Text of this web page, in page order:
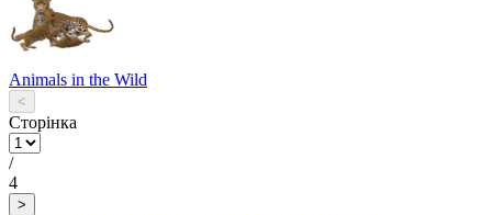
Animals in the Wild
<
Сторінка
/
4
>